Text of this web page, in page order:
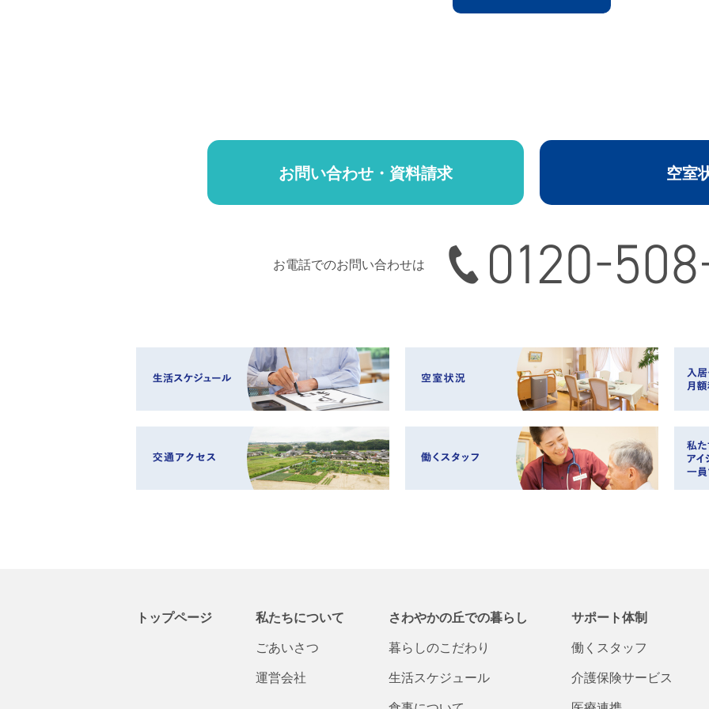
お問い合わせ・資料請求 空室
お電話でのお問い合わせは 0120-508-165
トップページ
私たちについて
ごあいさつ
運営会社
さわやかの丘での暮らし
暮らしのこだわり
生活スケジュール
サポート体制
働くスタッフ
介護保険サービス